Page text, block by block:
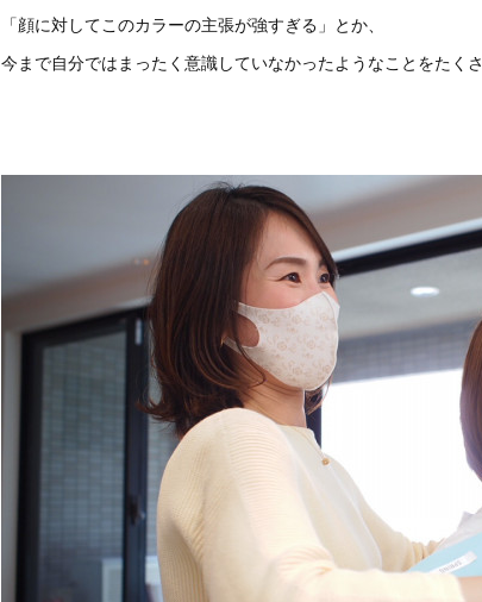
「顔に対してこのカラーの主張が強すぎる」とか、
今まで自分ではまったく意識していなかったようなことをたく